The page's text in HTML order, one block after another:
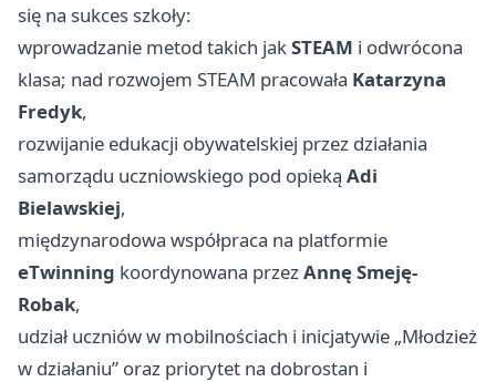
się na sukces szkoły:
wprowadzanie metod takich jakSTEAM i odwrócona
klasa; nad rozwojem STEAM pracowała Katarzyna
Fredyk,
rozwijanie edukacji obywatelskiej przez działania
samorządu uczniowskiego pod opieką Adi
Bielawskiej,
międzynarodowa współpraca na platformie
eTwinning koordynowana przezAnnę Smeję-
Robak,
udział uczniów w mobilnościach i inicjatywie „Młodzież
w działaniu” oraz priorytet na dobrostan i